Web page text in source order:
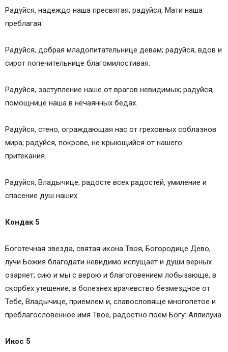
Радуйся, надеждо наша пресвятая; радуйся, Мати наша
преблагая.
Радуйся, добрая младопитательнице девам; радуйся, вдов и
сирот попечительнице благомилостивая.
Радуйся, заступление наше от врагов невидимых; радуйся,
помощнице наша в нечаянных бедах.
Радуйся, стено, ограждающая нас от греховных соблазнов
мира; радуйся, покрове, не крыющийся от нашего
притекания.
Радуйся, Владычице, радосте всех радостей, умиление и
спасение душ наших.
Кондак 5
Боготечная звезда, святая икона Твоя, Богородице Дево,
лучи Божия благодати невидимо испущает и души верных
озаряет; сию и мы с верою и благоговением лобызающе, в
скорбех утешение, в болезнех врачевство безмездное от
Тебе, Владычице, приемлем и, славословяще многопетое и
преблагословенное имя Твое, радостно поем Богу: Аллилуиа.
Икос 5